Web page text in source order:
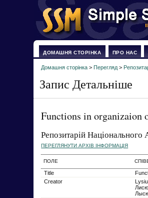
ДОМАШНЯ СТОРІНКА ПРО НАС
Домашня сторінка >Перегляд >
Запис Детальніше
Functions in organizaion
Репозитарій Національного
ПЕРЕГЛЯНУТИ АРХІВ ІНФОРМАЦІЯ
ПОЛЕ
Title
Creator